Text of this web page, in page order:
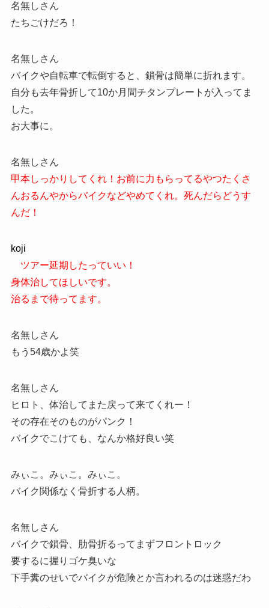
名無しさん
たちごけだろ！
名無しさん
バイクや自転車で転倒すると、鎖骨は簡単に折れます。
自分も去年骨折して10か月間チタンプレートが入ってま
した。
お大事に。
名無しさん
甲本しっかりしてくれ！お前に力もらってるやつたくさ
んおるんやからバイクなどやめてくれ。死んだらどうす
んだ！
koji
ツアー延期したっていい！
身体治してほしいです。
治るまで待ってます。
名無しさん
もう54歳かよ笑
名無しさん
ヒロト、体治してまた戻って来てくれー！
その存在そのものがパンク！
バイクでこけても、なんか格好良い笑
みぃこ。みぃこ。みぃこ。
バイク関係なく骨折する人柄。
名無しさん
バイクで鎖骨、肋骨折るってまずフロントロック
要するに握りゴケ臭いな
下手糞のせいでバイクが危険とか言われるのは迷惑だわ